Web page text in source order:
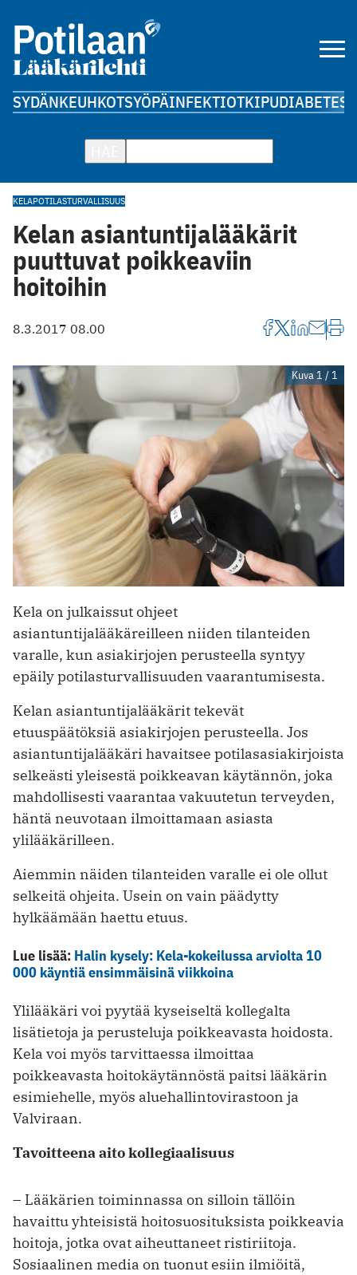
SYDÄNKEUHKOTSYÖPÄINFEKTIOTKIPUDIABETES
KELAPOTILASTURVALLISUUS
Kelan asiantuntijalääkärit
puuttuvat poikkeaviin
hoitoihin
8.3.2017 08.00
Kuva 1 / 1
Kela on julkaissut ohjeet
asiantuntijalääkäreilleen niiden tilanteiden
varalle, kun asiakirjojen perusteella syntyy
epäily potilasturvallisuuden vaarantumisesta.
Kelan asiantuntijalääkärit tekevät
etuuspäätöksiä asiakirjojen perusteella. Jos
asiantuntijalääkäri havaitsee potilasasiakirjoista
selkeästi yleisestä poikkeavan käytännön, joka
mahdollisesti vaarantaa vakuutetun terveyden,
häntä neuvotaan ilmoittamaan asiasta
ylilääkärilleen.
Aiemmin näiden tilanteiden varalle ei ole ollut
selkeitä ohjeita. Usein on vain päädytty
hylkäämään haettu etuus.
Lue lisää: Halin kysely: Kela-kokeilussa arviolta 10
000 käyntiä ensimmäisinä viikkoina
Ylilääkäri voi pyytää kyseiseltä kollegalta
lisätietoja ja perusteluja poikkeavasta hoidosta.
Kela voi myös tarvittaessa ilmoittaa
poikkeavasta hoitokäytännöstä paitsi lääkärin
esimiehelle, myös aluehallintovirastoon ja
Valviraan.
Tavoitteena aito kollegiaalisuus
– Lääkärien toiminnassa on silloin tällöin
havaittu yhteisistä hoitosuosituksista poikkeavia
hoitoja, jotka ovat aiheuttaneet ristiriitoja.
Sosiaalinen media on tuonut esiin ilmiöitä,